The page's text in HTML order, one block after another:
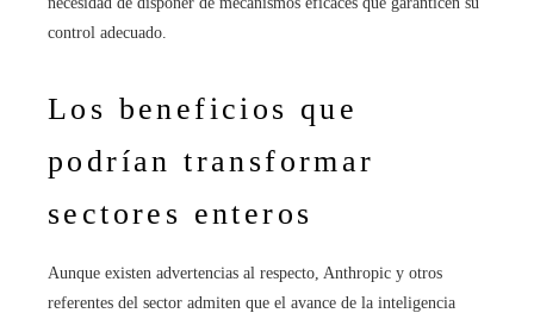
control adecuado.
Los beneficios que
podrían transformar
sectores enteros
Aunque existen advertencias al respecto, Anthropic y otros
referentes del sector admiten que el avance de la inteligencia